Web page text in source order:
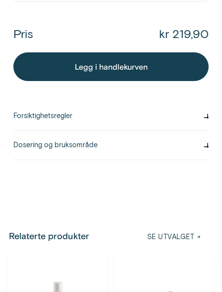
Pris kr 219,90
Legg i handlekurven
Forsiktighetsregler
opplever kraftig blødning fra endetarmen. Kan brukes under
graviditet og amming.
Dosering og bruksområde
Relaterte produkter SE UTVALGET →